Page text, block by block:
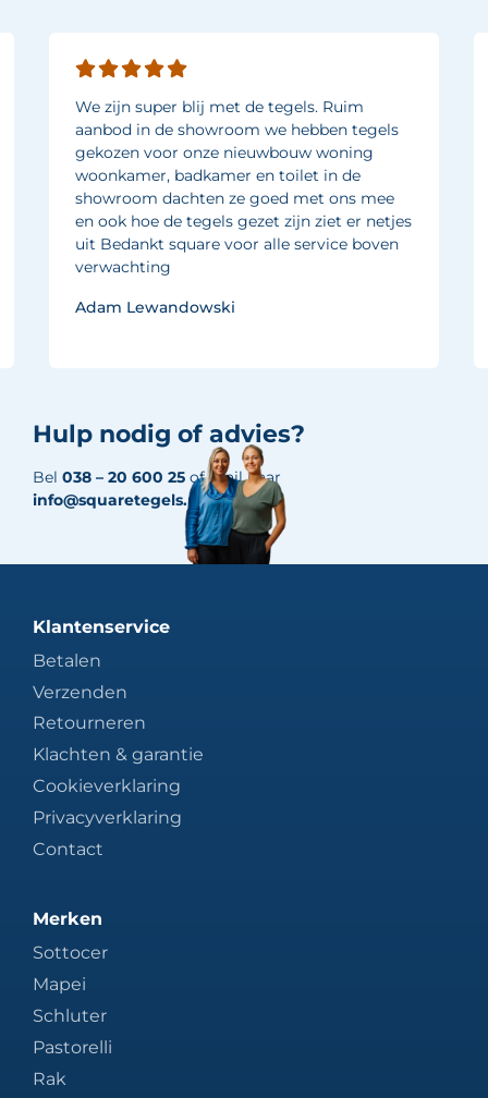
We zijn super blij met de tegels. Ruim
aanbod in de showroom we hebben tegels
gekozen voor onze nieuwbouw woning
woonkamer, badkamer en toilet in de
showroom dachten ze goed met ons mee
en ook hoe de tegels gezet zijn ziet er netjes
uit Bedankt square voor alle service boven
verwachting
Adam Lewandowski
Hulp nodig of advies?
Bel 038 – 20 600 25 of mail naar
info@squaretegels.nl
Klantenservice
Betalen
Verzenden
Retourneren
Klachten & garantie
Cookieverklaring
Privacyverklaring
Contact
Merken
Sottocer
Mapei
Schluter
Pastorelli
Rak